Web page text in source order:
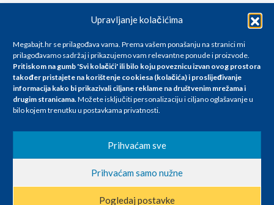
Upravljanje kolačićima
Megabajt.hr se prilagođava vama. Prema vašem ponašanju na stranici mi
prilagođavamo sadržaj i prikazujemo vam relevantne ponude i proizvode.
Pritiskom na gumb 'Svi kolačići' ili bilo koju poveznicu izvan ovog prostora
također pristajete na korištenje cookiesa (kolačića) i proslijeđivanje
informacija kako bi prikazivali ciljane reklame na društvenim mrežama i
drugim stranicama.Možete isključiti personalizaciju i ciljano oglašavanje u
bilo kojem trenutku u postavkama privatnosti.
Prihvaćam sve
Prihvaćam samo nužne
Pogledaj postavke
Za artikle kojih trenutno nema u ponudi obratite nam se na
info@megabajt.hr. Sve cijene su informativnog karaktera i podložne su
promjenama, a
iskazane su za avansno plaćanje(gotovina) u Eurima i uključuju PDV. Sve
se razlikovati od cijena u našim poslovnicama. Trudimo se dati što bolji
i točniji opis i sliku. Unatoč tome, ne možemo garantirati da su svi
nastale u opisu proizvoda, greške prilikom štampanja te promjene
cijena.